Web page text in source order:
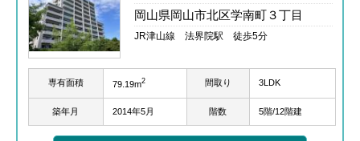
岡山県岡山市北区学南町３丁目
JR津山線 法界院駅 徒歩5分
専有面積 79.19m2 間取り 3LDK
築年月 2014年5月 階数 5階/12階建